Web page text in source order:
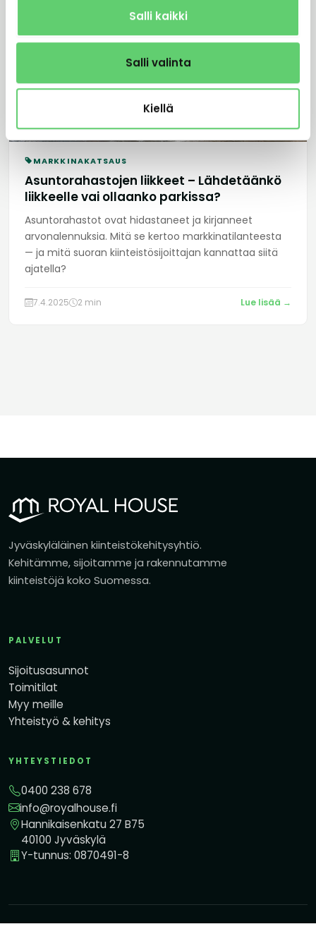
Salli kaikki
Salli valinta
Kiellä
MARKKINAKATSAUS
Asuntorahastojen liikkeet – Lähdetäänkö
liikkeelle vai ollaanko parkissa?
Asuntorahastot ovat hidastaneet ja kirjanneet
arvonalennuksia. Mitä se kertoo markkinatilanteesta
— ja mitä suoran kiinteistösijoittajan kannattaa siitä
ajatella?
7.4.2025 2 min Lue lisää →
Jyväskyläläinen kiinteistökehitysyhtiö.
Kehitämme, sijoitamme ja rakennutamme
kiinteistöjä koko Suomessa.
PALVELUT
Sijoitusasunnot
Toimitilat
Myy meille
Yhteistyö & kehitys
YHTEYSTIEDOT
0400 238 678
info@royalhouse.fi
Hannikaisenkatu 27 B75
40100 Jyväskylä
Y-tunnus: 0870491-8